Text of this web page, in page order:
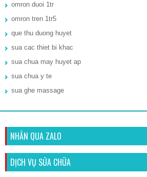
omron duoi 1tr
omron tren 1tr5
que thu duong huyet
sua cac thiet bi khac
sua chua may huyet ap
sua chua y te
sua ghe massage
NHẮN QUA ZALO
DỊCH VỤ SỬA CHỮA